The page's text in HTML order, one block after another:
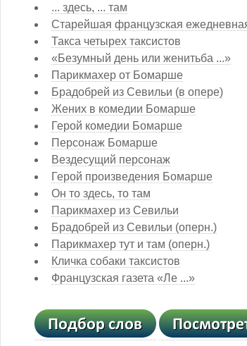
... здесь, ... там
Старейшая французская
Такса четырех таксистов
«Безумный день или женитьба ...»
Парикмахер от Бомарше
Брадобрей из Севильи (в опере)
Жених в комедии Бомарше
Герой комедии Бомарше
Персонаж Бомарше
Вездесущий персонаж
Герой произведения Бомарше
Он то здесь, то там
Парикмахер из Севильи
Брадобрей из Севильи (оперн.)
Парикмахер тут и там (оперн.)
Кличка собаки таксистов
Французская газета «Ле ...»